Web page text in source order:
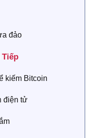
đảo
kiếm Bitcoin
điện tử